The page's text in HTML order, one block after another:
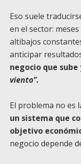
Eso suele
en el sector:
altibajos
anticipar
negocio que
viento”.
El problema no es
un sistema que
objetivo
negocio depende